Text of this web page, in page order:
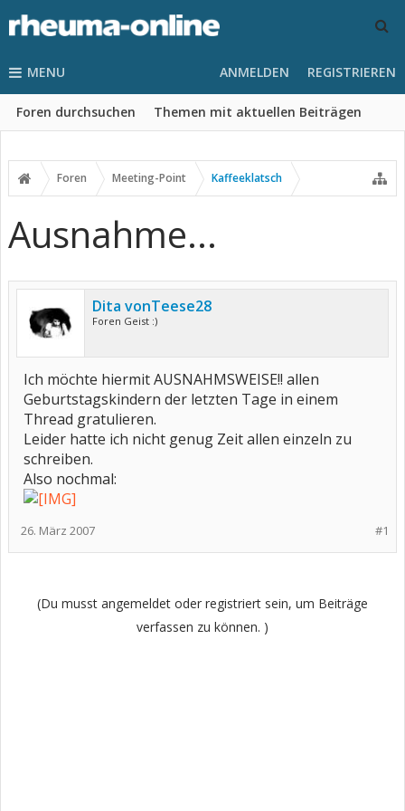
MENU
Foren durchsuchen Themen mit aktuellen Beiträgen
ANMELDEN REGISTRIEREN
Foren Meeting-Point Kaffeeklatsch
Ausnahme...
Dita vonTeese28
Foren Geist :)
Ich möchte hiermit AUSNAHMSWEISE!! allen
Geburtstagskindern der letzten Tage in einem
Thread gratulieren.
Leider hatte ich nicht genug Zeit allen einzeln zu
schreiben.
Also nochmal:
#1
26. März 2007
(Du musst angemeldet oder registriert sein, um Beiträge
verfassen zu können. )